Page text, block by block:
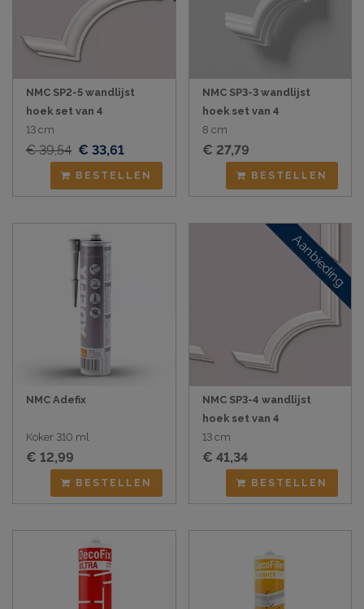
NMC SP2-5 wandlijst
hoek set van 4
13 cm
€ 39,54 € 33,61
BESTELLEN
NMC SP3-3 wandlijst
hoek set van 4
8 cm
€ 27,79
BESTELLEN
NMC Adefix
Koker 310 ml
€ 12,99
BESTELLEN
Aanbieding
NMC SP3-4 wandlijst
hoek set van 4
13 cm
€ 41,34
BESTELLEN